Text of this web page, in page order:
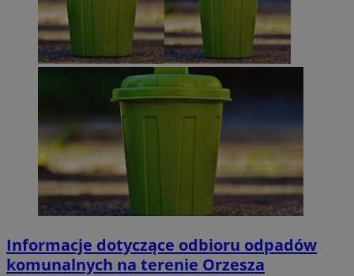
Informacje dotyczące odbioru odpadów
komunalnych na terenie Orzesza